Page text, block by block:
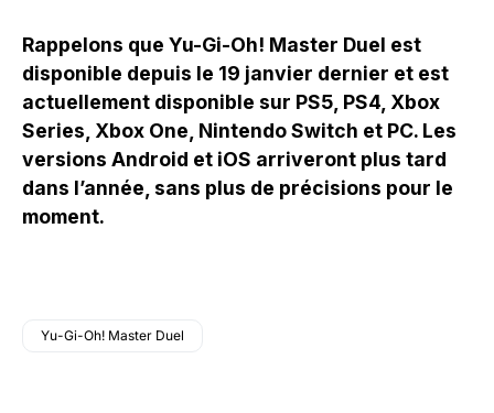
Rappelons que Yu-Gi-Oh! Master Duel est
disponible depuis le 19 janvier dernier et est
actuellement disponible sur PS5, PS4, Xbox
Series, Xbox One, Nintendo Switch et PC. Les
versions Android et iOS arriveront plus tard
dans l’année, sans plus de précisions pour le
moment.
Yu-Gi-Oh! Master Duel